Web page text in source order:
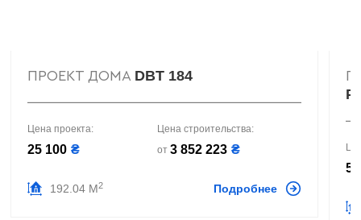
ПРОЕКТ ДОМА DBT 184
Цена проекта:
25 100 ₴
Цена строительства:
от 3 852 223 ₴
192.04 М2 Подробнее